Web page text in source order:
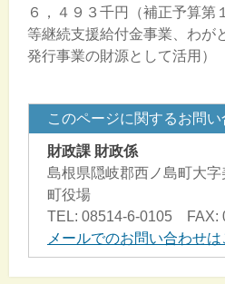
６，４９３千円（補正予算第
等継続支援給付金事業、わが
発行事業の財源として活用）
このページに関するお問
財政課 財政係
島根県隠岐郡西ノ島町大
町役場
TEL: 08514-6-0105 FAX:
メールでのお問い合わせは